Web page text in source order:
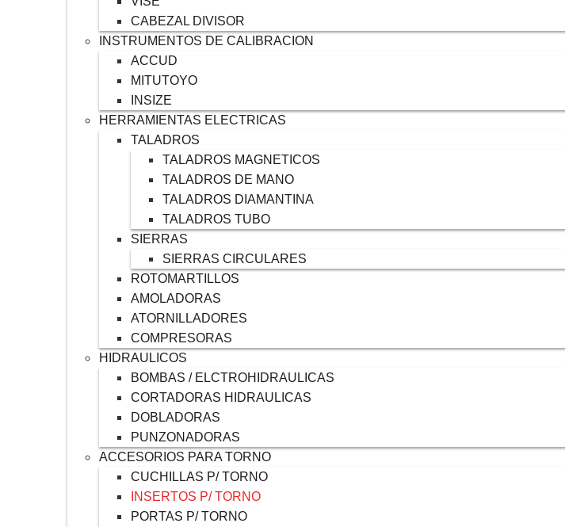
CABEZAL DIVISOR
INSTRUMENTOS DE CALIBRACION
ACCUD
MITUTOYO
INSIZE
HERRAMIENTAS ELECTRICAS
TALADROS
TALADROS MAGNETICOS
TALADROS DE MANO
TALADROS DIAMANTINA
TALADROS TUBO
SIERRAS
SIERRAS CIRCULARES
ROTOMARTILLOS
AMOLADORAS
ATORNILLADORES
COMPRESORAS
HIDRAULICOS
BOMBAS / ELCTROHIDRAULICAS
CORTADORAS HIDRAULICAS
DOBLADORAS
PUNZONADORAS
ACCESORIOS PARA TORNO
CUCHILLAS P/ TORNO
INSERTOS P/ TORNO
PORTAS P/ TORNO